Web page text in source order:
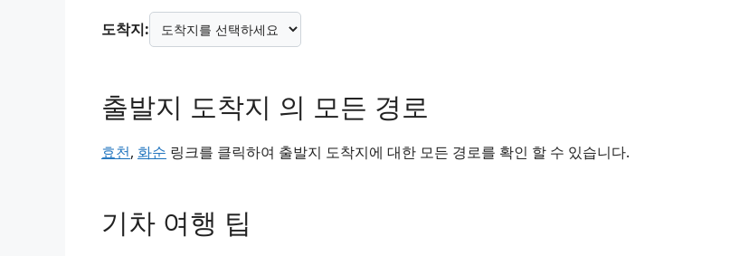
도착지:
출발지 도착지 의 모든 경로
효천, 화순 링크를 클릭하여 출발지 도착지에 대한 모든 경로를 확인 할 수 있습니다.
기차 여행 팁